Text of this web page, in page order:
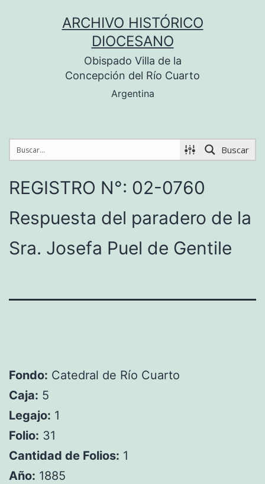
ARCHIVO HISTÓRICO
DIOCESANO
Obispado Villa de la
Concepción del Río Cuarto
Argentina
Buscar
REGISTRO N°: 02-0760
Respuesta del paradero de la
Sra. Josefa Puel de Gentile
Fondo: Catedral de Río Cuarto
Caja: 5
Legajo: 1
Folio: 31
Cantidad de Folios: 1
Año: 1885